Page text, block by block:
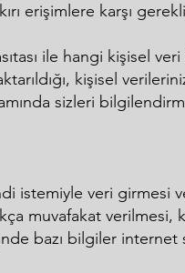
erişimlere karşı
ile hangi kişisel
kişisel
sizleri
istemiyle veri girmesi
muvafakat verilmesi,
bazı bilgiler internet